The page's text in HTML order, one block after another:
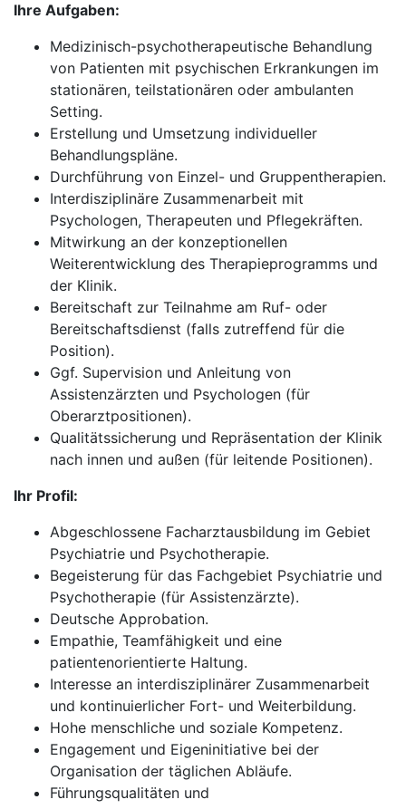
Ihre Aufgaben:
Medizinisch-psychotherapeutische Behandlung
von Patienten mit psychischen Erkrankungen im
stationären, teilstationären oder ambulanten
Setting.
Erstellung und Umsetzung individueller
Behandlungspläne.
Durchführung von Einzel- und Gruppentherapien.
Interdisziplinäre Zusammenarbeit mit
Psychologen, Therapeuten und Pflegekräften.
Mitwirkung an der konzeptionellen
Weiterentwicklung des Therapieprogramms und
der Klinik.
Bereitschaft zur Teilnahme am Ruf- oder
Bereitschaftsdienst (falls zutreffend für die
Position).
Ggf. Supervision und Anleitung von
Assistenzärzten und Psychologen (für
Oberarztpositionen).
Qualitätssicherung und Repräsentation der Klinik
nach innen und außen (für leitende Positionen).
Ihr Profil:
Abgeschlossene Facharztausbildung im Gebiet
Psychiatrie und Psychotherapie.
Begeisterung für das Fachgebiet Psychiatrie und
Psychotherapie (für Assistenzärzte).
Deutsche Approbation.
Empathie, Teamfähigkeit und eine
patientenorientierte Haltung.
Interesse an interdisziplinärer Zusammenarbeit
und kontinuierlicher Fort- und Weiterbildung.
Hohe menschliche und soziale Kompetenz.
Engagement und Eigeninitiative bei der
Organisation der täglichen Abläufe.
Führungsqualitäten und